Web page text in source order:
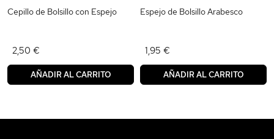
Cepillo de Bolsillo con Espejo
2,50 €
AÑADIR AL CARRITO
Espejo de Bolsillo Arabesco
1,95 €
AÑADIR AL CARRITO